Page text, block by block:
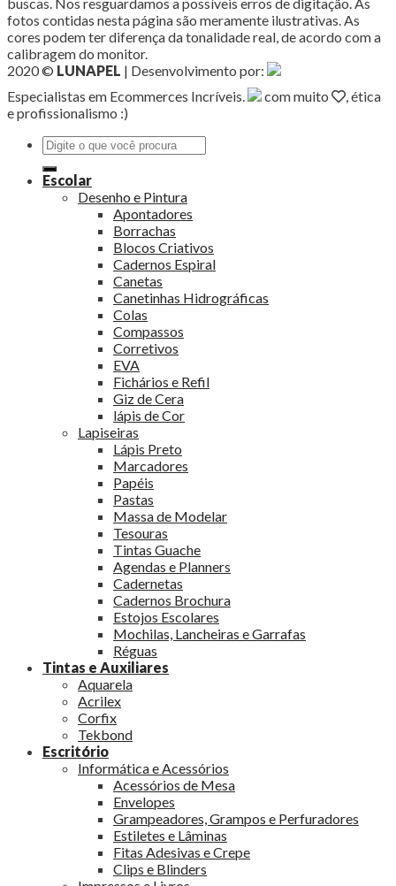
fotos contidas nesta página são meramente ilustrativas. As
cores podem ter diferença da tonalidade real, de acordo com a
calibragem do monitor.
2020 © LUNAPEL | Desenvolvimento por:
Especialistas em Ecommerces Incríveis.
com muito
, ética
e profissionalismo :)
Pesquisar
por:
Escolar
Desenho e Pintura
Apontadores
Borrachas
Blocos Criativos
Cadernos Espiral
Canetas
Canetinhas Hidrográficas
Colas
Compassos
Corretivos
EVA
Fichários e Refil
Giz de Cera
lápis de Cor
Lapiseiras
Lápis Preto
Marcadores
Papéis
Pastas
Massa de Modelar
Tesouras
Tintas Guache
Agendas e Planners
Cadernetas
Cadernos Brochura
Estojos Escolares
Mochilas, Lancheiras e Garrafas
Réguas
Tintas e Auxiliares
Aquarela
Acrilex
Corfix
Tekbond
Escritório
Informática e Acessórios
Acessórios de Mesa
Envelopes
Grampeadores, Grampos e Perfuradores
Estiletes e Lâminas
Fitas Adesivas e Crepe
Clips e Blinders